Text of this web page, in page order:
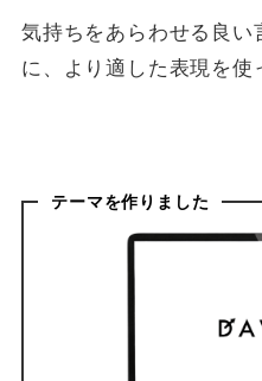
気持ちをあらわせる良い
に、より適した表現を使
テーマを作りました